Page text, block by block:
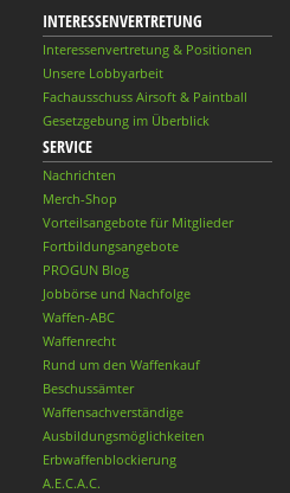
INTERESSENVERTRETUNG
Interessenvertretung & Positionen
Unsere Lobbyarbeit
Fachausschuss Airsoft & Paintball
Gesetzgebung im Überblick
SERVICE
Nachrichten
Merch-Shop
Vorteilsangebote für Mitglieder
Fortbildungsangebote
PROGUN Blog
Jobbörse und Nachfolge
Waffen-ABC
Waffenrecht
Rund um den Waffenkauf
Beschussämter
Waffensachverständige
Ausbildungsmöglichkeiten
Erbwaffenblockierung
A.E.C.A.C.